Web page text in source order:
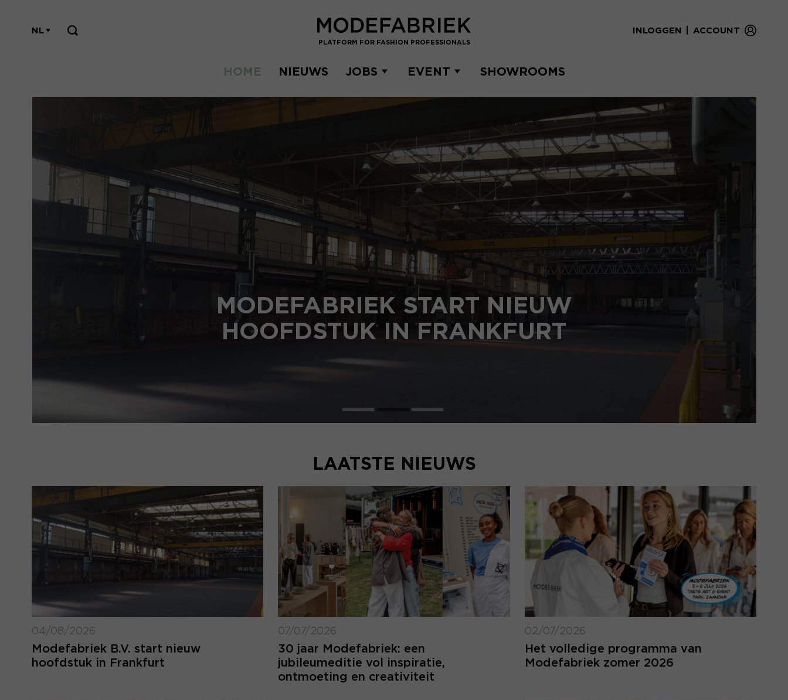
PLATFORM FOR FASHION PROFESSIONALS
INLOGGEN ACCOUNT
NL
HOME NIEUWS JOBS EVENT SHOWROOMS
MODEFABRIEK START NIEUW
HOOFDSTUK IN FRANKFURT
LAATSTE NIEUWS
04/08/2026
Modefabriek B.V. start nieuw
hoofdstuk in Frankfurt
07/07/2026
30 jaar Modefabriek: een
jubileumeditie vol inspiratie,
ontmoeting en creativiteit
02/07/2026
Het volledige programma van
Modefabriek zomer 2026